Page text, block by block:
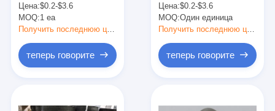
Трикотажная сетка
Корзина из габиона
стали для
пластиковых
экструдерных
проволочных сеток
Цена:$0.2-$3.6
MOQ:1 ea
Получить последнюю цену
теперь говорите
с сеткой 300 микрон
для домашнего
пивоварения
Цена:$0.2-$3.6
MOQ:Один единица
Получить последнюю цену
теперь говорите